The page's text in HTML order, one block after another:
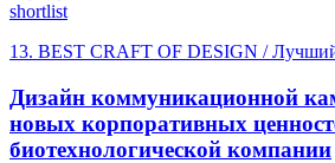
shortlist
13. BEST CRAFT OF DESIGN /
Дизайн коммуникационной
новых корпоративных
биотехнологической компании